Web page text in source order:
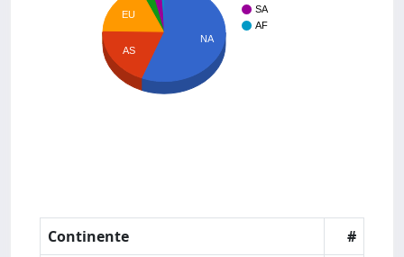
SA
AF
EU
AS
NA
Continente
#